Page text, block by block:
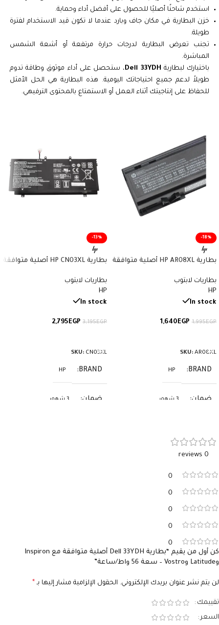
استخدم شاحنًا أصليًا للحصول على أفضل أداء وحماية.
خزن البطارية في مكان جاف وبارد عندما لا تكون قيد الاستخدام لفترة
طويلة.
تجنب تعرض البطارية لدرجات حرارة مرتفعة أو أشعة الشمس
المباشرة.
باختيارك لبطارية Dell 33YDH، ستحصل على أداء موثوق وطاقة تدوم
طويلاً لدعم جميع احتياجاتك اليومية. هذه البطارية هي الحل الأمثل
للحفاظ على إنتاجيتك أثناء العمل أو الاستمتاع بالمحتوى الترفيهي.
-18%
بطارية HP AR08XL أصلية متوافقة
ساعة
بطاريات لابتوب
HP
In stock
1,995EGP
1,640EGP
SKU: AR08XL
BRAND
HP
ضمان 3 شهور
-13%
بطارية HP CN03XL أصلية متوافقة
سعة 57.9 واط/ساعة
بطاريات لابتوب
HP
In stock
3,195EGP
2,795EGP
SKU: CN03XL
BRAND
HP
ضمان 3 شهور
0 reviews
0
0
0
0
0
كن أول من يقيم “بطارية Dell 33YDH أصلية متوافقة مع Inspiron
وLatitude وVostro – سعة 56 واط/ساعة”
لن يتم نشر عنوان بريدك الإلكتروني. الحقول الإلزامية مشار إليها بـ *
تقييمك
السعر